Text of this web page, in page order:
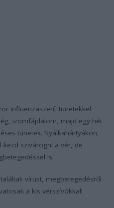
influenzaszerű tünetekkel
izomfájdalom, majd egy hét
tünetek. Nyálkahártyákon,
szivárogni a vér, de
is.
vírust, megbetegedésről
a kis vérszívókkal!